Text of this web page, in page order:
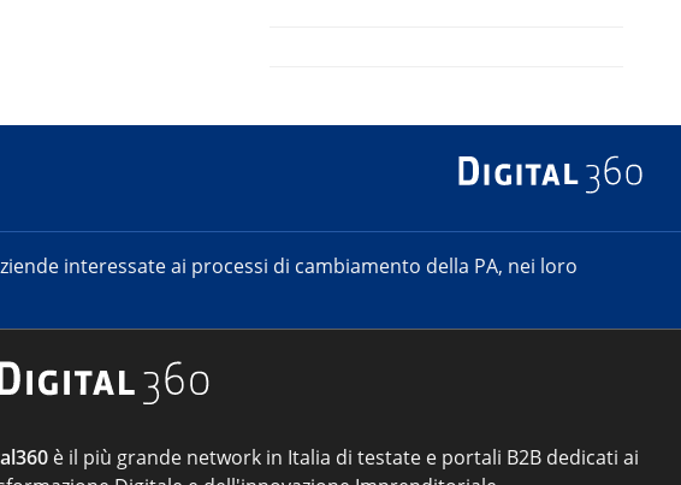
interessate ai processi di cambiamento della PA, nei loro
è il più grande network in Italia di testate e portali B2B dedicati ai